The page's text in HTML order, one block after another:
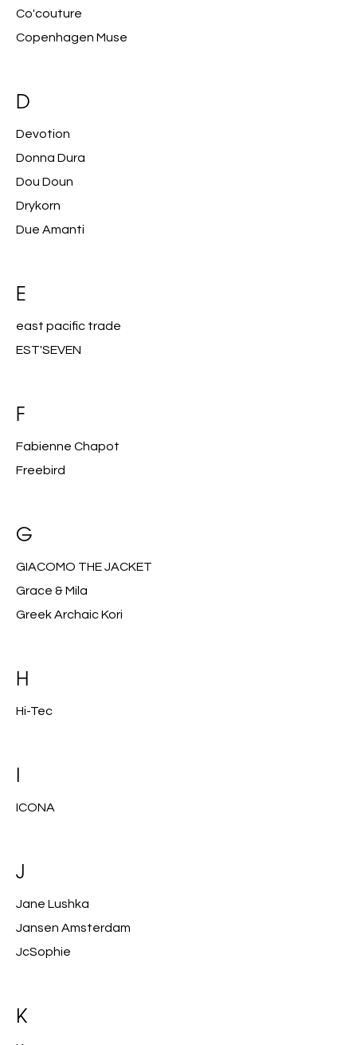
Co'couture
Copenhagen Muse
D
Devotion
Donna Dura
Dou Doun
Drykorn
Due Amanti
E
east pacific trade
EST'SEVEN
F
Fabienne Chapot
Freebird
G
GIACOMO THE JACKET
Grace & Mila
Greek Archaic Kori
H
Hi-Tec
I
ICONA
J
Jane Lushka
Jansen Amsterdam
JcSophie
K